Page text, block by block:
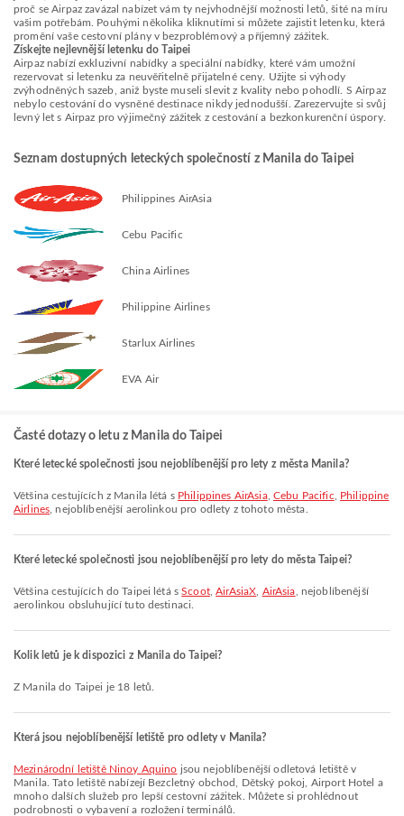
proč se Airpaz zavázal nabízet vám ty nejvhodnější možnosti letů, šité na míru
vašim potřebám. Pouhými několika kliknutími si můžete zajistit letenku, která
promění vaše cestovní plány v bezproblémový a příjemný zážitek.
Získejte nejlevnější letenku do Taipei
Airpaz nabízí exkluzivní nabídky a speciální nabídky, které vám umožní
rezervovat si letenku za neuvěřitelně přijatelné ceny. Užijte si výhody
zvýhodněných sazeb, aniž byste museli slevit z kvality nebo pohodlí. S Airpaz
nebylo cestování do vysněné destinace nikdy jednodušší. Zarezervujte si svůj
levný let s Airpaz pro výjimečný zážitek z cestování a bezkonkurenční úspory.
Seznam dostupných leteckých společností z Manila do Taipei
Philippines AirAsia
Cebu Pacific
China Airlines
Philippine Airlines
Starlux Airlines
EVA Air
Časté dotazy o letu z Manila do Taipei
Které letecké společnosti jsou nejoblíbenější pro lety z města Manila?
Většina cestujících z Manila létá s Philippines AirAsia, Cebu Pacific
Philippine
Airlines , nejoblíbenější aerolinkou pro odlety z tohoto města.
Které letecké společnosti jsou nejoblíbenější pro lety do města Taipei?
Většina cestujících do Taipei létá sScoot,AirAsiaX AirAsia , nejoblíbenější
aerolinkou obsluhující tuto destinaci.
Kolik letů je k dispozici z Manila do Taipei?
Z Manila do Taipei je 18 letů.
Která jsou nejoblíbenější letiště pro odlety v Manila?
Mezinárodní letiště Ninoy Aquino jsou nejoblíbenější odletová letiště v
Manila. Tato letiště nabízejí Bezcletný obchod, Dětský pokoj, Airport Hotel a
mnoho dalších služeb pro lepší cestovní zážitek. Můžete si prohlédnout
podrobnosti o vybavení a rozložení terminálů.